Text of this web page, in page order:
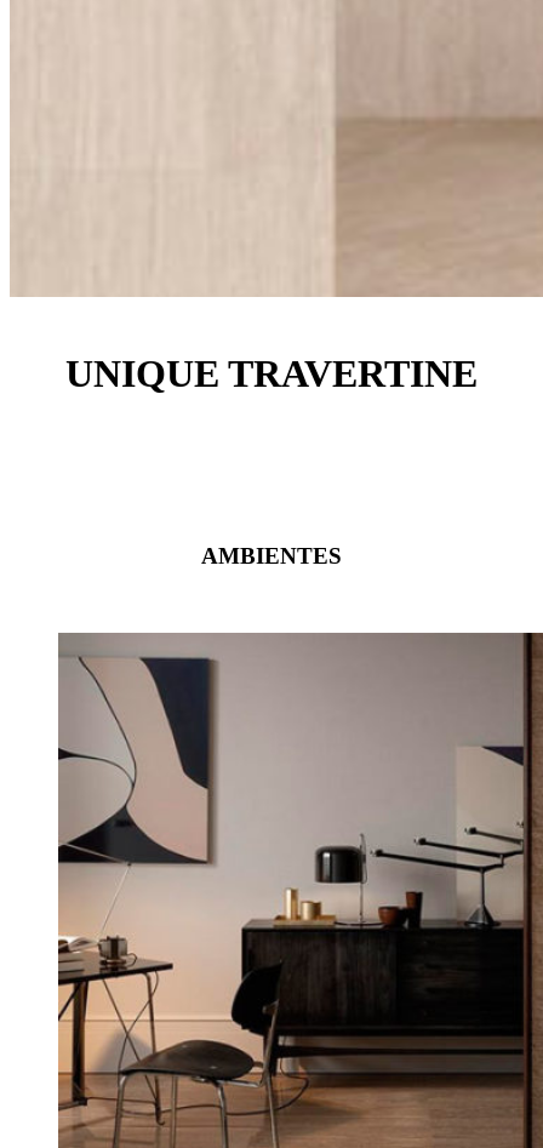
UNIQUE TRAVERTINE
AMBIENTES